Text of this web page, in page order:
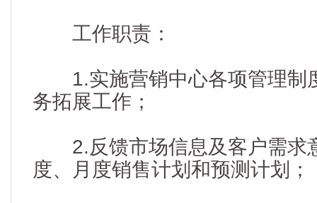
工作职责：
1.实施营销中心各项管理制
务拓展工作；
2.反馈市场信息及客户需求
度、月度销售计划和预测计划；